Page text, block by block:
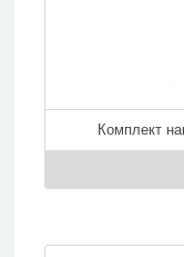
Комплект